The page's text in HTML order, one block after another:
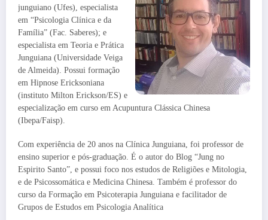
junguiano (Ufes), especialista
em “Psicologia Clínica e da
Família” (Fac. Saberes); e
especialista em Teoria e Prática
Junguiana (Universidade Veiga
de Almeida). Possui formação
em Hipnose Ericksoniana
(instituto Milton Erickson/ES) e
especialização em curso em Acupuntura Clássica Chinesa
(Ibepa/Faisp).
Com experiência de 20 anos na Clínica Junguiana, foi professor de
ensino superior e pós-graduação. É o autor do Blog “Jung no
Espirito Santo”, e possui foco nos estudos de Religiões e Mitologia,
e de Psicossomática e Medicina Chinesa. Também é professor do
curso da Formação em Psicoterapia Junguiana e facilitador de
Grupos de Estudos em Psicologia Analítica